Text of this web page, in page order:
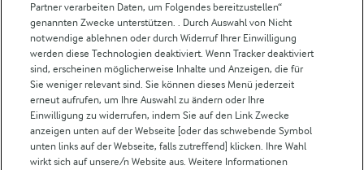
Weitere Arla Websites
Castello
Lurpak
Arla Pro
Für unsere Landwirt:innen
Partner verarbeiten Daten, um Folgendes bereitzustellen“
genannten Zwecke unterstützen. . Durch Auswahl von Nicht
notwendige ablehnen oder durch Widerruf Ihrer Einwilligung
werden diese Technologien deaktiviert. Wenn Tracker deaktiviert
sind, erscheinen möglicherweise Inhalte und Anzeigen, die für
Sie weniger relevant sind. Sie können dieses Menü jederzeit
erneut aufrufen, um Ihre Auswahl zu ändern oder Ihre
Einwilligung zu widerrufen, indem Sie auf den Link Zwecke
anzeigen unten auf der Webseite [oder das schwebende Symbol
unten links auf der Webseite, falls zutreffend] klicken. Ihre Wahl
wirkt sich auf unsere/n Website aus. Weitere Informationen